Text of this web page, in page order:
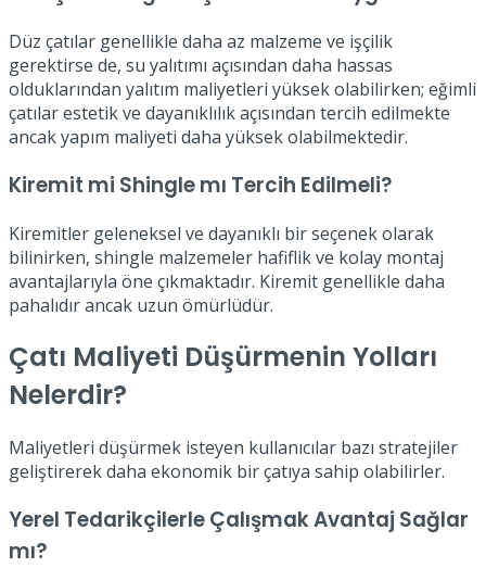
Düz çatılar genellikle daha az malzeme ve işçilik
gerektirse de, su yalıtımı açısından daha hassas
olduklarından yalıtım maliyetleri yüksek olabilirken; eğimli
çatılar estetik ve dayanıklılık açısından tercih edilmekte
ancak yapım maliyeti daha yüksek olabilmektedir.
Kiremit mi Shingle mı Tercih Edilmeli?
Kiremitler geleneksel ve dayanıklı bir seçenek olarak
bilinirken, shingle malzemeler hafiflik ve kolay montaj
avantajlarıyla öne çıkmaktadır. Kiremit genellikle daha
pahalıdır ancak uzun ömürlüdür.
Çatı Maliyeti Düşürmenin Yolları
Nelerdir?
Maliyetleri düşürmek isteyen kullanıcılar bazı stratejiler
geliştirerek daha ekonomik bir çatıya sahip olabilirler.
Yerel Tedarikçilerle Çalışmak Avantaj Sağlar
mı?